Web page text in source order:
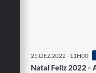
25 DEZ 2022 - 11H00
Natal Feliz 2022 -